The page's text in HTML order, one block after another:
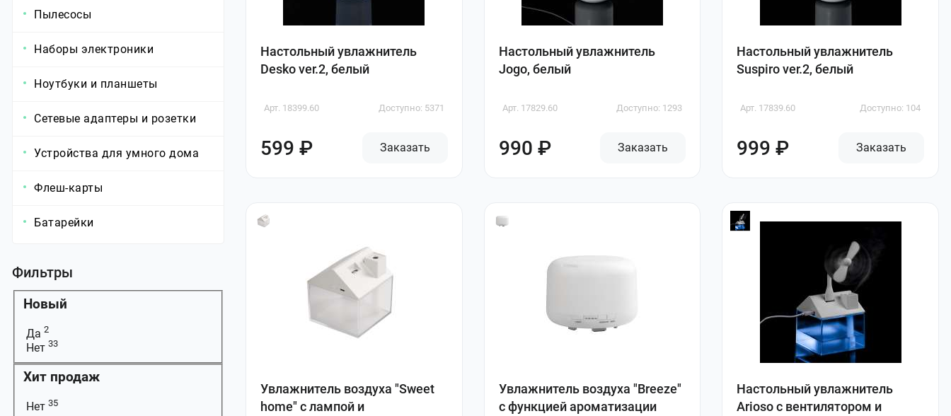
Пылесосы
Наборы электроники
Ноутбуки и планшеты
Сетевые адаптеры и розетки
Устройства для умного дома
Флеш-карты
Батарейки
Фильтры
Новый
Да 2
Нет 33
Хит продаж
Нет 35
Настольный увлажнитель
Desko ver.2, белый
Арт. 18399.60 Доступно: 5371
599 ₽ Заказать
Настольный увлажнитель
Jogo, белый
Арт. 17829.60 Доступно: 1293
990 ₽ Заказать
Настольный увлажнитель
Suspiro ver.2, белый
Арт. 17839.60 Доступно: 104
999 ₽ Заказать
Увлажнитель воздуха "Sweet
home" c лампой и
Увлажнитель воздуха "Breeze"
с функцией ароматизации
Настольный увлажнитель
Arioso с вентилятором и